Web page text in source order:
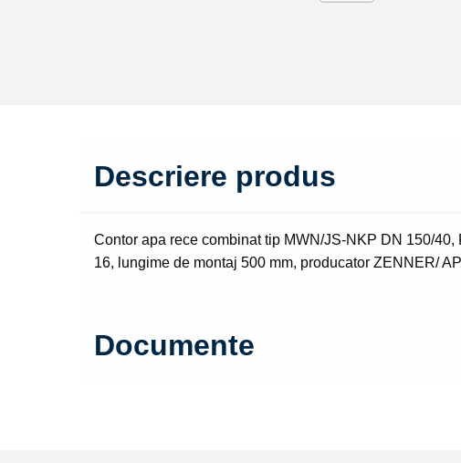
Descriere produs
Contor apa rece combinat tip MWN/JS-NKP DN 150/
16, lungime de montaj 500 mm, producator ZENNER/
Documente